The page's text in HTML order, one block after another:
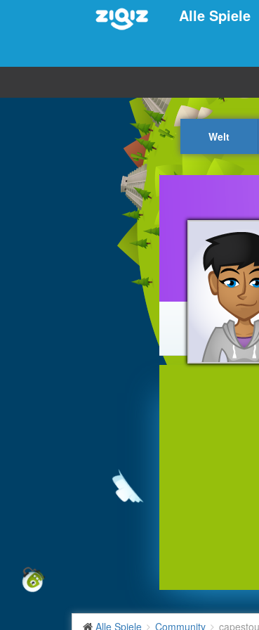
Alle Spiele
Welt
Alle Spiele Community